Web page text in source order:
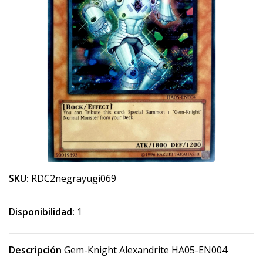
SKU: RDC2negrayugi069
Disponibilidad: 1
Descripción Gem-Knight Alexandrite HA05-EN004